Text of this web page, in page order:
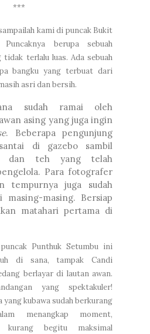
***
kami di puncak Bukit
Puncaknya berupa sebuah
terlalu luas. Ada sebuah
bangku yang terbuat dari
asri dan bersih.
sudah ramai oleh
asing yang juga ingin
. Beberapa pengunjung
di gazebo sambil
dan teh yang telah
Para fotografer
tempurnya juga sudah
masing-masing. Bersiap
matahari pertama di
Punthuk Setumbu ini
di sana, tampak Candi
berlayar di lautan awan.
yang spektakuler!
yang kubawa sudah berkurang
menangkap moment,
kurang begitu maksimal